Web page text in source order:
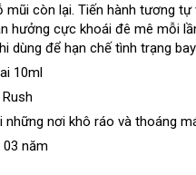
sỉ
mũi còn lạirẻ
nhất
. Tiến hành tương tự
hưởng cực khoái đê mê mỗi
dùng đăng
để hạn chế tình trạng
10ml
Rush
Đài
Loan
những nơi khô ráo giá
và thoáng
03 năm